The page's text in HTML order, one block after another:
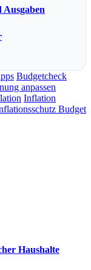
Ausgaben
Budgetcheck
anpassen
Inflation
Budget
Haushalte